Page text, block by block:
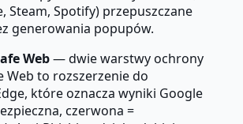
Steam, Spotify) przepuszczane
generowania popupów.
Web— dwie warstwy ochrony
Web to rozszerzenie do
które oznacza wyniki Google
czerwona =